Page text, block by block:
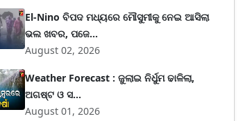
El-Nino ବିପଦ ମଧ୍ୟରେ ମୌସୁମୀକୁ ନେଇ ଆସିଲା
ଭଲ ଖବର, ପଜେ...
August 02, 2026
Weather Forecast : ଜୁଲାଇ ନିର୍ଧୁମ ଢାଳିଲା,
ଅଗଷ୍ଟ ଓ ସ...
August 01, 2026